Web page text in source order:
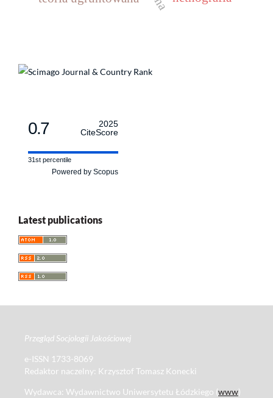
0.7
2025
CiteScore
31st percentile
Powered by Scopus
Latest publications
Przegląd Socjologii Jakościowej
e-ISSN 1733-8069
Redaktor naczelny: Krzysztof Tomasz Konecki
Wydawca: Wydawnictwo Uniwersytetu Łódzkiego (www)